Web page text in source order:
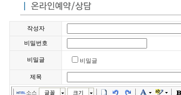
작성자
비밀번호
비밀글 비밀글
제목
소스 글꼴 크기